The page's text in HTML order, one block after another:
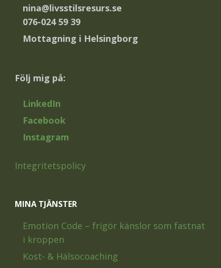
nina@livsstilsresurs.se
076-024 59 39
Mottagning i Helsingborg
Följ mig på:
LinkedIn
Facebook
Instagram
Integritetspolicy
MINA TJÄNSTER
Emotion Code – frigör känslor som fastnat
i kroppen
Kost- & Hälsocoaching